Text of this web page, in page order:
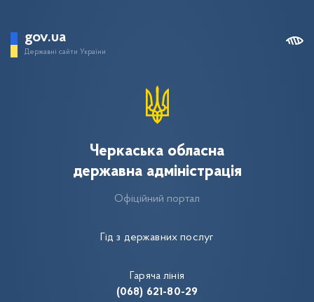
gov.ua
Державні сайти України
Гід з державних послуг
Черкаська обласна
державна адміністрація
Офіційний портал
Гаряча лінія
(068) 621-80-29